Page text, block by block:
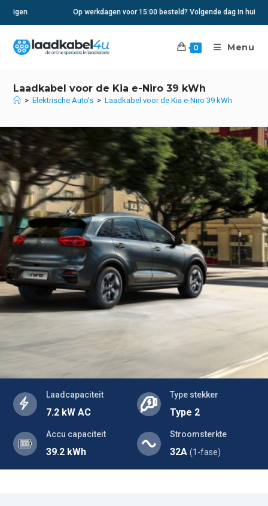
Op werkdagen voor 15:00 besteld? Volgende dag in huis
0 Menu
Laadkabel voor de Kia e-Niro 39 kWh
> Elektrische Auto's > Laadkabel voor de Kia e-Niro 39 kWh
Laadcapaciteit
7.2 kW AC
Type stekker
Type 2
Accu capaciteit
39.2 kWh
Stroomsterkte
32A (1-fase)